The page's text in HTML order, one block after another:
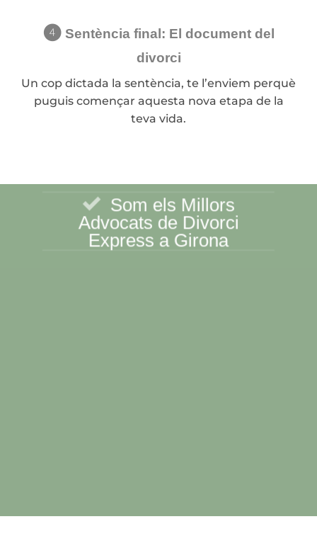
❹ Sentència final: El document del
divorci
Un cop dictada la sentència, te l’enviem perquè
puguis començar aquesta nova etapa de la
teva vida.
Som els Millors
Advocats de Divorci
Express a Girona